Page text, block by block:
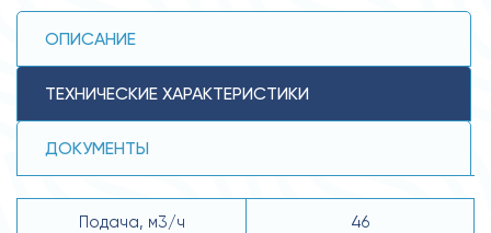
ОПИСАНИЕ
ТЕХНИЧЕСКИЕ ХАРАКТЕРИСТИКИ
ДОКУМЕНТЫ
Подача, м3/ч 46